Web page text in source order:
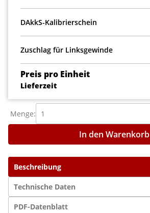
Beschreibung
Technische Daten
PDF-Datenblatt
DAkkS-Kalibrierschein
Zuschlag für Linksgewinde
Preis pro Einheit
Lieferzeit
Menge:
In den Warenkorb